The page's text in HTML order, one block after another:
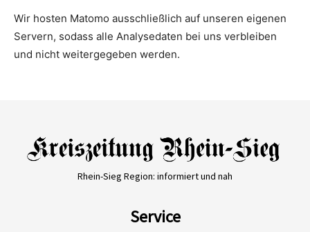
Wir hosten Matomo ausschließlich auf unseren eigenen
Servern, sodass alle Analysedaten bei uns verbleiben
und nicht weitergegeben werden.
Rhein-Sieg Region: informiert und nah
Service